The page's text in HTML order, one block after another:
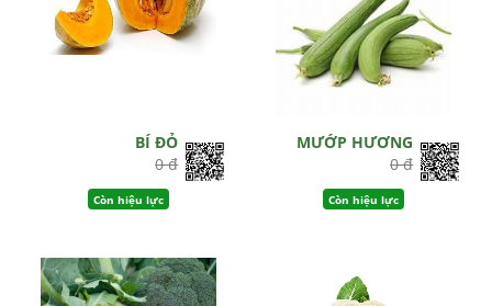
BÍ ĐỎ
0 đ
Còn hiệu lực
MƯỚP HƯƠNG
0 đ
Còn hiệu lực